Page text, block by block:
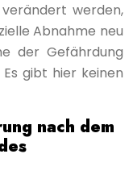
werden,
Abnahme neu
der Gefährdung
gibt hier keinen
nach dem